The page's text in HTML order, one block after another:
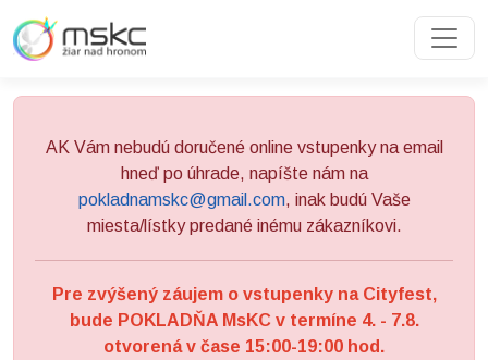
AK Vám nebudú doručené online vstupenky na email
hneď po úhrade, napíšte nám na
pokladnamskc@gmail.com, inak budú Vaše
miesta/lístky predané inému zákazníkovi.
Pre zvýšený záujem o vstupenky na Cityfest,
bude POKLADŇA MsKC v termíne 4. - 7.8.
otvorená v čase 15:00-19:00 hod.